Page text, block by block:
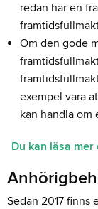
redan har en
Om den gode
exempel vara
kan handla om
Du kan läsa
Sedan 2017 finns